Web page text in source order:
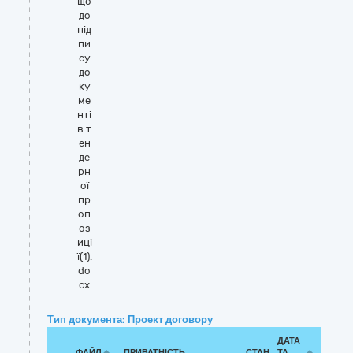
до
під
пи
су
до
ку
ме
нті
в т
ен
де
рн
ої
пр
оп
оз
иці
ї(1).
do
cx
Тип документа: Проект договору
ДАТА